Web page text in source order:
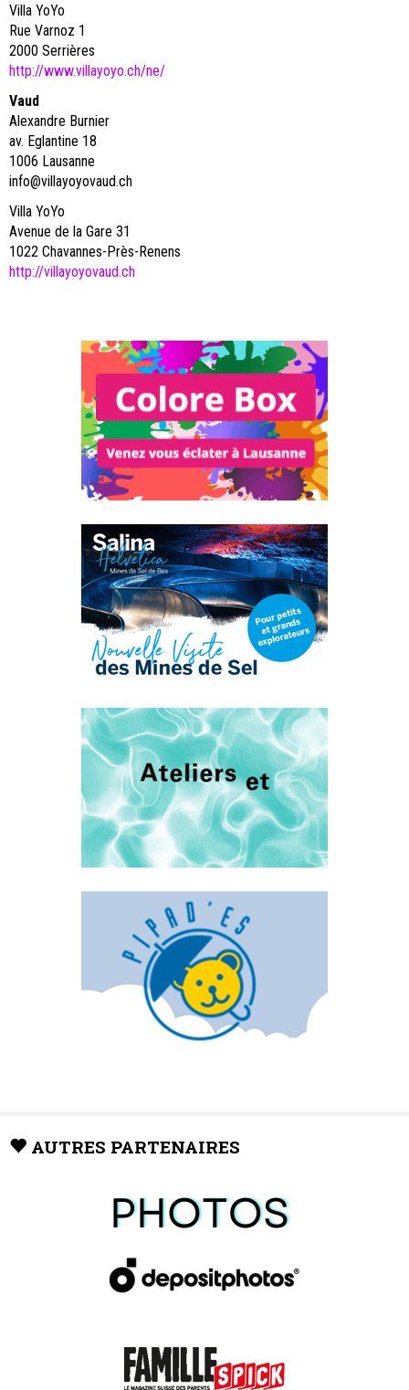
Villa YoYo
Rue Varnoz 1
2000 Serrières
http://www.villayoyo.ch/ne/
Vaud
Alexandre Burnier
av. Eglantine 18
1006 Lausanne
info@villayoyovaud.ch
Villa YoYo
Avenue de la Gare 31
1022 Chavannes-Près-Renens
http://villayoyovaud.ch
AUTRES PARTENAIRES